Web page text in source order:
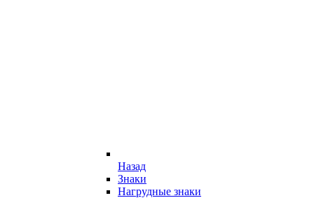
Назад
Знаки
Нагрудные знаки